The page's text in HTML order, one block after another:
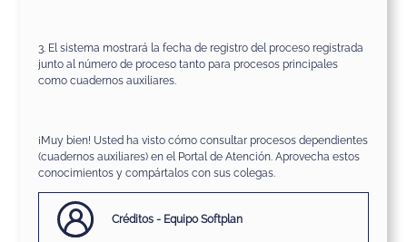
3. El sistema mostrará la fecha de registro del proceso registrada
junto al número de proceso tanto para procesos principales
como cuadernos auxiliares.
¡Muy bien! Usted ha visto cómo consultar procesos dependientes
(cuadernos auxiliares) en el Portal de Atención. Aprovecha estos
conocimientos y compártalos con sus colegas.
Créditos - Equipo Softplan